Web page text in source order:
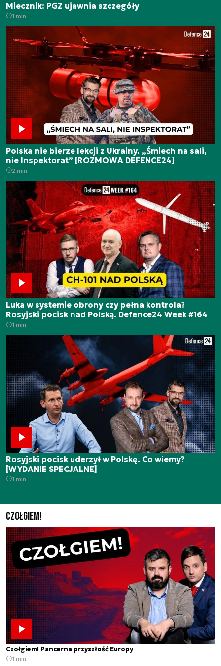
Miecznik: PGZ ujawnia szczegóły
1 min.
Polska nie bierze lekcji z Ukrainy. „Śmiech na sali,
nie Inspektorat” [ROZMOWA DEFENCE24]
2 min.
Luka w systemie obrony czy pełna kontrola?
Rosyjski pocisk nad Polską. Defence24 Week #164
1 min.
Rosyjski pocisk uderzył w Polskę. Co wiemy?
[WYDANIE SPECJALNE]
1 min.
Czołgiem!
Czołgiem! Pancerna przyszłość Europy
1 min.